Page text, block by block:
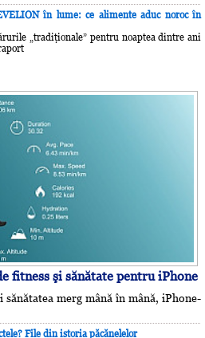
în lume: ce alimente aduc noroc în
„tradiţionale” pentru noaptea dintre ani
fitness şi sănătate pentru iPhone
merg mână în mână, iPhone-
File din istoria păcănelelor